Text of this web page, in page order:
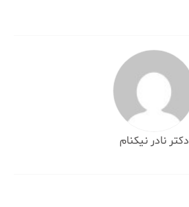
دکتر نادر نیکنام